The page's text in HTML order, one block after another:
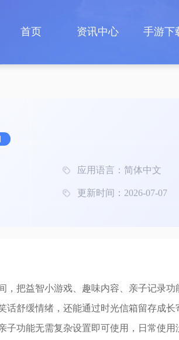
首页 资讯中心 手游下
应用语言：简体中文
更新时间：2026-07-07
把益智小游戏、趣味内容、亲子记录功
舒缓情绪，还能通过时光信箱留存成长
功能无需复杂设置即可使用，日常使